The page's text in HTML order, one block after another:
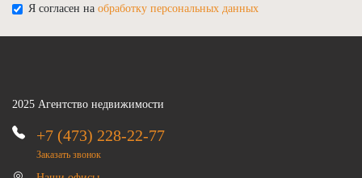
Я согласен на обработку персональных данных
2025 Агентство недвижимости
+7 (473) 228-22-77
Заказать звонок